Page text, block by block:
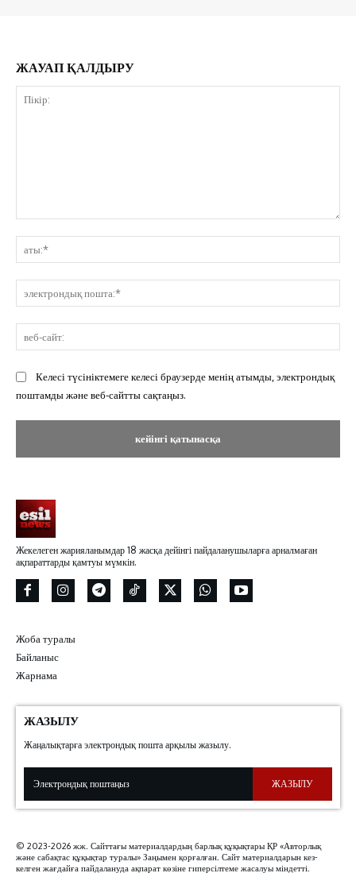
ЖАУАП ҚАЛДЫРУ
Келесі түсініктемеге келесі браузерде менің атымды, электрондық
поштамды және веб-сайтты сақтаңыз.
Жекелеген жарияланымдар 18 жасқа дейінгі пайдаланушыларға арналмаған
ақпараттарды қамтуы мүмкін.
Жоба туралы
Байланыс
Жарнама
ЖАЗЫЛУ
Жаңалықтарға электрондық пошта арқылы жазылу.
ЖАЗЫЛУ
© 2023-2026 жж. Сайттағы материалдардың барлық құқықтары ҚР «Авторлық
және сабақтас құқықтар туралы» Заңымен қорғалған. Сайт материалдарын кез-
келген жағдайға пайдалануда ақпарат көзіне гиперсілтеме жасалуы міндетті.